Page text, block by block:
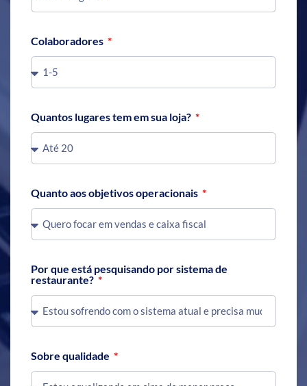
Colaboradores
Quantos lugares tem em sua loja?
Quanto aos objetivos operacionais
Por que está pesquisando por sistema de
restaurante?
Sobre qualidade